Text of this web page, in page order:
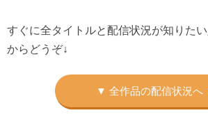
すぐに全タイトルと配信状況が知りた
からどうぞ↓